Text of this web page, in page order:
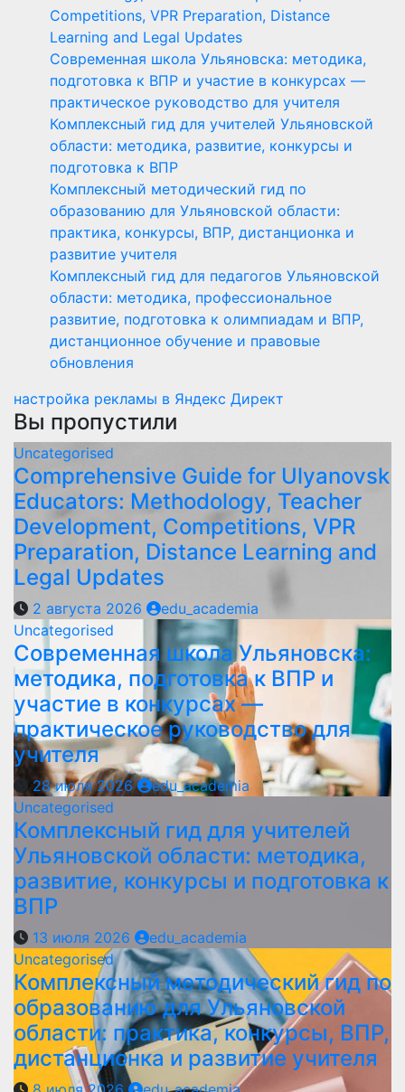
Competitions, VPR Preparation, Distance
Learning and Legal Updates
Современная школа Ульяновска: методика,
подготовка к ВПР и участие в конкурсах —
практическое руководство для учителя
Комплексный гид для учителей Ульяновской
области: методика, развитие, конкурсы и
подготовка к ВПР
Комплексный методический гид по
образованию для Ульяновской области:
практика, конкурсы, ВПР, дистанционка и
развитие учителя
Комплексный гид для педагогов Ульяновской
области: методика, профессиональное
развитие, подготовка к олимпиадам и ВПР,
дистанционное обучение и правовые
обновления
настройка рекламы в Яндекс Директ
Вы пропустили
Uncategorised
Comprehensive Guide for Ulyanovsk
Educators: Methodology, Teacher
Development, Competitions, VPR
Preparation, Distance Learning and
Legal Updates
2 августа 2026
edu_academia
Uncategorised
Современная школа Ульяновска:
методика, подготовка к ВПР и
участие в конкурсах —
практическое руководство для
учителя
28 июля 2026
edu_academia
Uncategorised
Комплексный гид для учителей
Ульяновской области: методика,
развитие, конкурсы и подготовка к
ВПР
13 июля 2026
edu_academia
Uncategorised
Комплексный методический гид по
образованию для Ульяновской
области: практика, конкурсы, ВПР,
дистанционка и развитие учителя